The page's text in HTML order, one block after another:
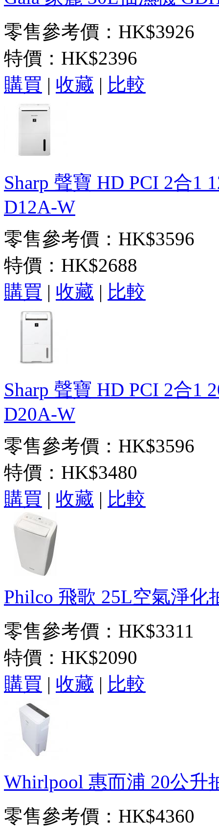
零售參考價：HK$3926
特價： HK$2396
購買 | 收藏 | 比較
Sharp 聲寶 HD PCI 2合1
D12A-W
零售參考價：HK$3596
特價： HK$2688
購買 | 收藏 | 比較
Sharp 聲寶 HD PCI 2合1
D20A-W
零售參考價：HK$3596
特價： HK$3480
購買 | 收藏 | 比較
Philco 飛歌 25L空氣淨化
零售參考價：HK$3311
特價： HK$2090
購買 | 收藏 | 比較
Whirlpool 惠而浦 20公升
零售參考價：HK$4360